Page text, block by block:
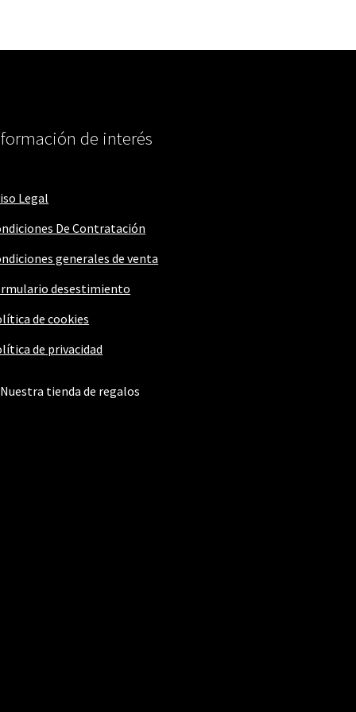
de interés
Legal
De Contratación
generales de venta
desestimiento
de cookies
de privacidad